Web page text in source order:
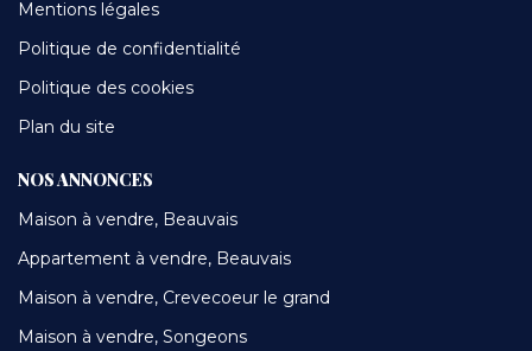
Mentions légales
Politique de confidentialité
Politique des cookies
Plan du site
NOS ANNONCES
Maison à vendre, Beauvais
Appartement à vendre, Beauvais
Maison à vendre, Crevecoeur le grand
Maison à vendre, Songeons